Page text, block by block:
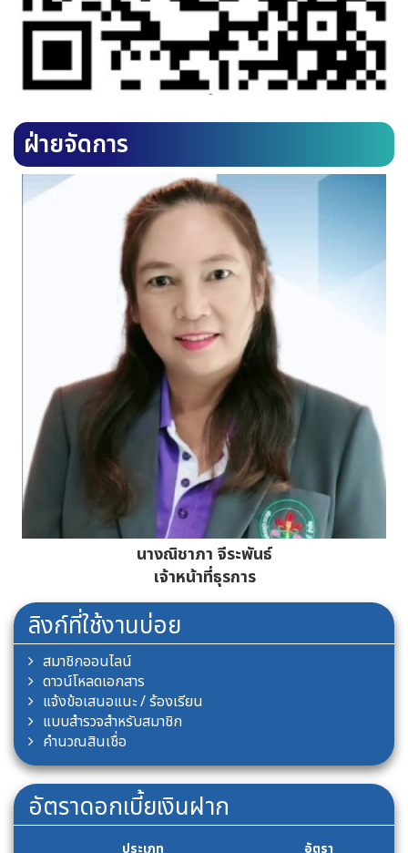
ฝ่ายจัดการ
นางศรีแพร หิรัญพฤกษ์
เจ้าหน้าที่สินเชื่อ
ลิงก์ที่ใช้งานบ่อย
สมาชิกออนไลน์
ดาวน์โหลดเอกสาร
แจ้งข้อเสนอแนะ / ร้องเรียน
แบบสำรวจสำหรับสมาชิก
คำนวณสินเชื่อ
อัตราดอกเบี้ยเงินฝาก
ประเภท
อัตรา